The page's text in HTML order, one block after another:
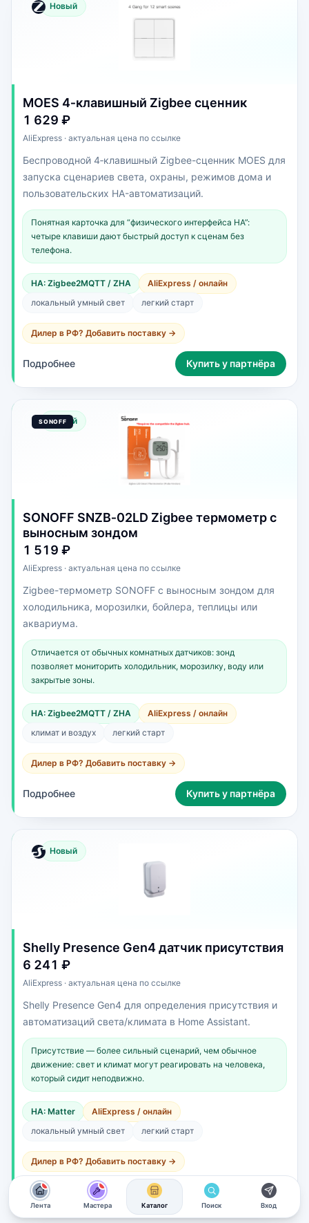
Новый
MOES 4‑клавишный Zigbee сценник
1 629 ₽
AliExpress · актуальная цена по ссылке
Беспроводной 4‑клавишный Zigbee-сценник MOES для
запуска сценариев света, охраны, режимов дома и
пользовательских HA-автоматизаций.
Понятная карточка для “физического интерфейса HA”:
четыре клавиши дают быстрый доступ к сценам без
телефона.
HA: Zigbee2MQTT / ZHA
AliExpress / онлайн
локальный умный свет
легкий старт
Дилер в РФ? Добавить поставку →
Подробнее Купить у партнёра
Новый
SONOFF SNZB‑02LD Zigbee термометр с
выносным зондом
1 519 ₽
AliExpress · актуальная цена по ссылке
Zigbee-термометр SONOFF с выносным зондом для
холодильника, морозилки, бойлера, теплицы или
аквариума.
Отличается от обычных комнатных датчиков: зонд
позволяет мониторить холодильник, морозилку, воду или
закрытые зоны.
HA: Zigbee2MQTT / ZHA
AliExpress / онлайн
климат и воздух
легкий старт
Дилер в РФ? Добавить поставку →
Подробнее Купить у партнёра
Новый
Shelly Presence Gen4 датчик присутствия
6 241 ₽
AliExpress · актуальная цена по ссылке
Shelly Presence Gen4 для определения присутствия и
автоматизаций света/климата в Home Assistant.
Присутствие — более сильный сценарий, чем обычное
движение: свет и климат могут реагировать на человека,
который сидит неподвижно.
HA: Matter
AliExpress / онлайн
локальный умный свет
легкий старт
Дилер в РФ? Добавить поставку →
Подробнее Купить у партнёра
новые материалы
Лента
новые материалы
Мастера Каталог Поиск Вход